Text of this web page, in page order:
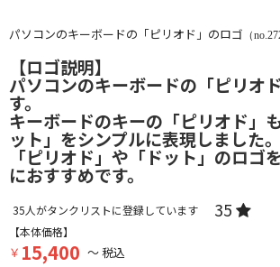
パソコンのキーボードの「ピリオド」のロゴ （
【ロゴ説明】
パソコンのキーボードの「ピリオ
す。
キーボードのキーの「ピリオド」
ット」をシンプルに表現しました。
「ピリオド」や「ドット」のロゴ
におすすめです。
35人がタンクリストに登録しています 35
【本体価格】
￥ 15,400 ～ 税込